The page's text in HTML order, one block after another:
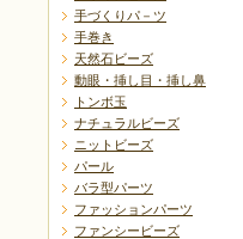
手づくりパ－ツ
手巻き
天然石ビーズ
動眼・挿し目・挿し鼻
トンボ玉
ナチュラルビーズ
ニットビーズ
パール
バラ型パーツ
ファッションパーツ
ファンシービーズ